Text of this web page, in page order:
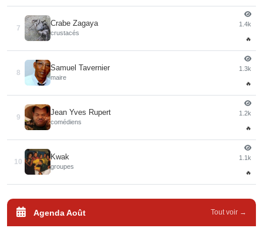
7
Crabe Zagaya
crustacés
1.4k
🔥
8
Samuel Tavernier
maire
1.3k
🔥
9
Jean Yves Rupert
comédiens
1.2k
🔥
10
Kwak
groupes
1.1k
🔥
Agenda Août Tout voir →